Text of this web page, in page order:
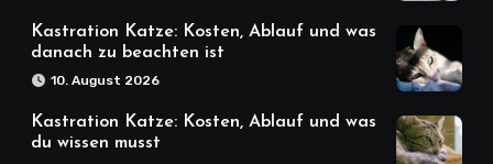
Kastration Katze: Kosten, Ablauf und was
danach zu beachten ist
10. August 2026
Kastration Katze: Kosten, Ablauf und was
du wissen musst